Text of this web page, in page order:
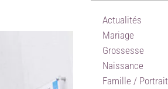
Actualités
Mariage
Grossesse
Naissance
Famille / Portrait